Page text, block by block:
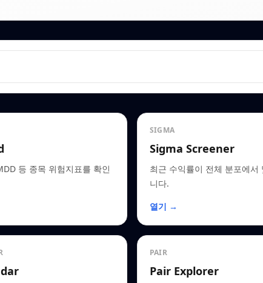
등 종목 위험지표를 확인
SIGMA
Sigma Screener
최근 수익률이 전체 분포에
니다.
열기 →
PAIR
Pair Explorer